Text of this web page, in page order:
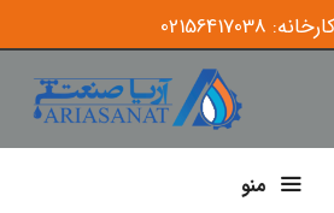
02156417038
منو